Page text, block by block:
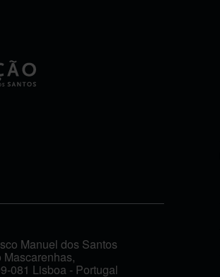
Manuel dos Santos
Mascarenhas,
081 Lisboa - Portugal